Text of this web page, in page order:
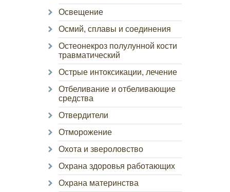
Освещение
Осмий, сплавы и соединения
Остеонекроз полулунной кости
травматический
Острые интоксикации, лечение
Отбеливание и отбеливающие
средства
Отвердители
Отморожение
Охота и звероловство
Охрана здоровья работающих
Охрана материнства